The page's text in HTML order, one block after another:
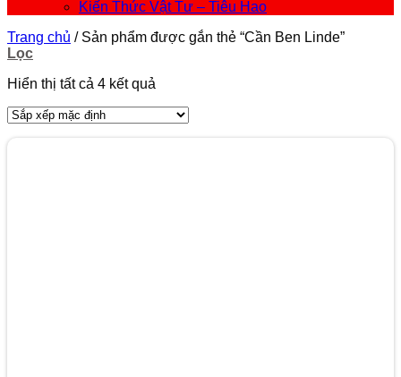
Kiến Thức Vật Tư – Tiêu Hao
Trang chủ /Sản phẩm được gắn thẻ “Cần Ben Linde”
Lọc
Hiển thị tất cả 4 kết quả